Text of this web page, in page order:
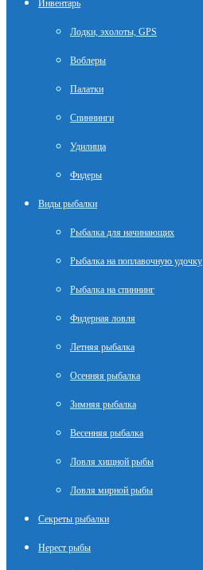
Инвентарь
Лодки, эхолоты, GPS
Воблеры
Палатки
Спиннинги
Удилища
Фидеры
Виды рыбалки
Рыбалка для начинающих
Рыбалка на поплавочную удочку
Рыбалка на спиннинг
Фидерная ловля
Летняя рыбалка
Осенняя рыбалка
Зимняя рыбалка
Весенняя рыбалка
Ловля хищной рыбы
Ловля мирной рыбы
Секреты рыбалки
Нерест рыбы